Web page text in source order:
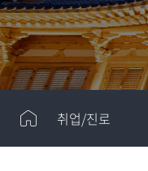
취업/진로